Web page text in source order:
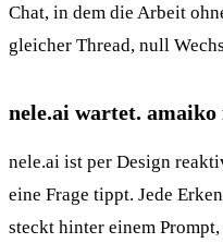
Chat, in dem die Arbeit
gleicher Thread, null
nele.ai wartet. amaiko
nele.ai ist per Design
eine Frage tippt. Jede
steckt hinter einem